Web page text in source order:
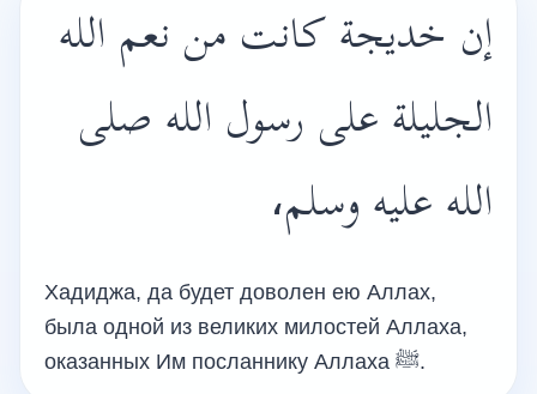
إن خديجة كانت من نعم الله
الجليلة على رسول الله صلى
الله عليه وسلم،
Хадиджа, да будет доволен ею Аллах,
была одной из великих милостей Аллаха,
оказанных Им посланнику Аллаха ﷺ.